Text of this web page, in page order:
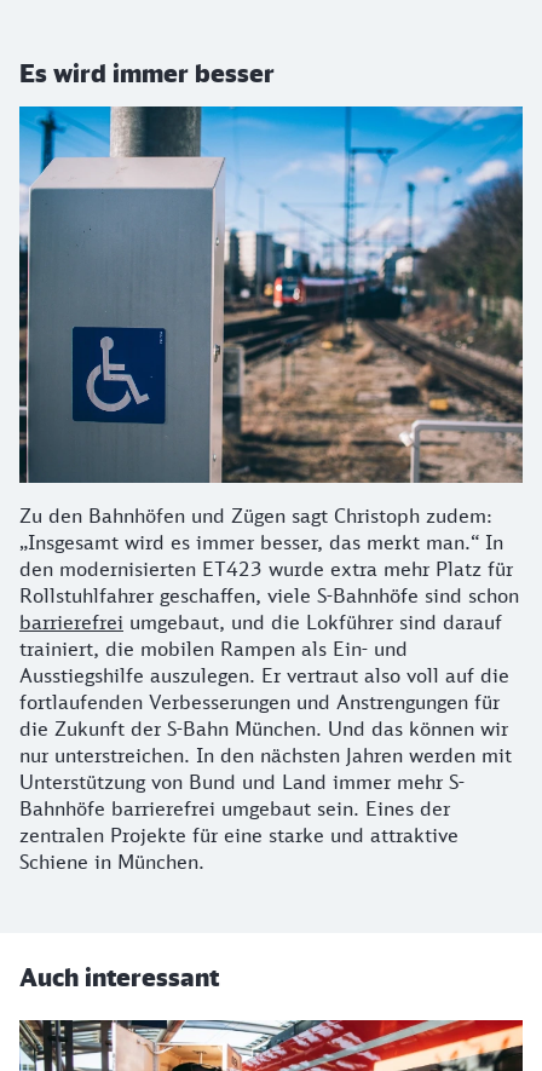
Es wird immer besser
Zu den Bahnhöfen und Zügen sagt Christoph zudem:
„Insgesamt wird es immer besser, das merkt man.“ In
den modernisierten ET423 wurde extra mehr Platz für
Rollstuhlfahrer geschaffen, viele S-Bahnhöfe sind schon
barrierefrei umgebaut, und die Lokführer sind darauf
trainiert, die mobilen Rampen als Ein- und
Ausstiegshilfe auszulegen. Er vertraut also voll auf die
fortlaufenden Verbesserungen und Anstrengungen für
die Zukunft der S-Bahn München. Und das können wir
nur unterstreichen. In den nächsten Jahren werden mit
Unterstützung von Bund und Land immer mehr S-
Bahnhöfe barrierefrei umgebaut sein. Eines der
zentralen Projekte für eine starke und attraktive
Schiene in München.
Auch interessant